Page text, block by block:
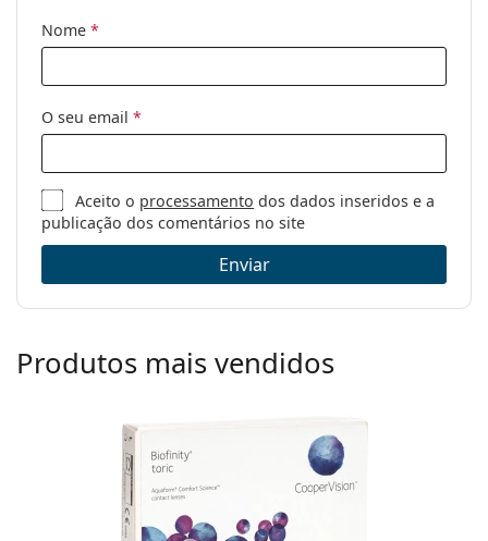
Nome *
O seu email *
Aceito o processamento dos dados inseridos e a
publicação dos comentários no site
Enviar
Produtos mais vendidos